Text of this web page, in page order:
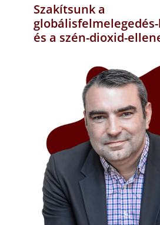
Szakítsunk a
és a szén-dioxid-